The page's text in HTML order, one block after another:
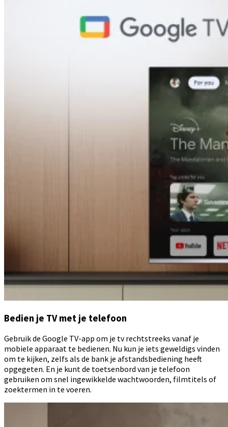
Bedien je TV met je telefoon
Gebruik de Google TV-app om je tv rechtstreeks vanaf je
mobiele apparaat te bedienen. Nu kun je iets geweldigs vinden
om te kijken, zelfs als de bank je afstandsbediening heeft
opgegeten. En je kunt de toetsenbord van je telefoon
gebruiken om snel ingewikkelde wachtwoorden, filmtitels of
zoektermen in te voeren.